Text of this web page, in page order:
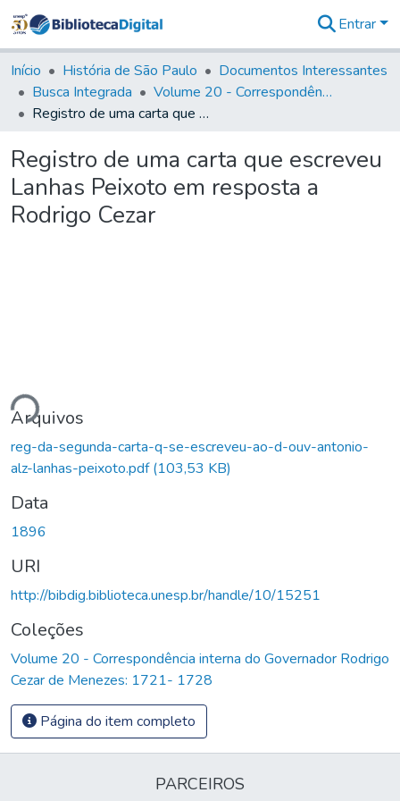
&
Coleções
Tudo na
Biblioteca
Estatísticas
Entrar
Início História de São Paulo
Documentos Interessantes
Busca Integrada
Volume 20 - Correspondência interna do Governador Rodrigo Cezar de Menezes: 1721- 1728
Registro de uma carta que escreveu Lanhas Peixoto em resposta a Rodrigo Cezar
Registro de uma carta que escreveu
Lanhas Peixoto em resposta a
Rodrigo Cezar
Arquivos
reg-da-segunda-carta-q-se-escreveu-ao-d-ouv-antonio-
alz-lanhas-peixoto.pdf(103,53 KB)
Data
1896
URI
http://bibdig.biblioteca.unesp.br/handle/10/15251
Coleções
Volume 20 - Correspondência interna do Governador Rodrigo
Cezar de Menezes: 1721- 1728
Página do item completo
PARCEIROS